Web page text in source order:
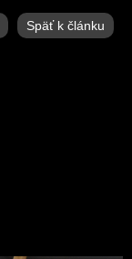
Späť k článku